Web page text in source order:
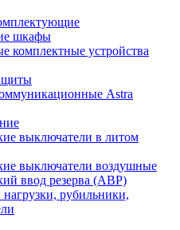
шкафы
комплектные устройства
щиты
Astra
выключатели в литом
выключатели воздушные
ввод резерва (АВР)
рубильники,